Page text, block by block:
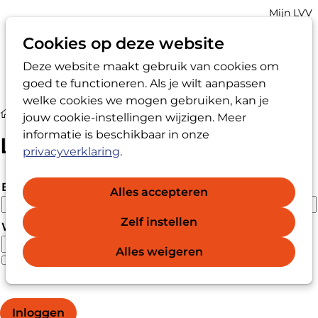
Cookies op deze website
Deze website maakt gebruik van cookies om
goed te functioneren. Als je wilt aanpassen
welke cookies we mogen gebruiken, kan je
jouw cookie-instellingen wijzigen. Meer
informatie is beschikbaar in onze
privacyverklaring.
Alles accepteren
Zelf instellen
Alles weigeren
Zoek
Account
Mijn LVV
Login
Login
E-mailadres
Wachtwoord
Wachtwoord weergeven
Wachtwoord vergeten?
Inloggen